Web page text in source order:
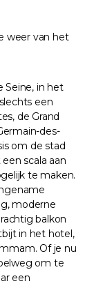
weer van het
Seine, in het
een
de Grand
des-
om de stad
scala aan
te maken.
moderne
balkon
in het hotel,
Of je nu
om te
een